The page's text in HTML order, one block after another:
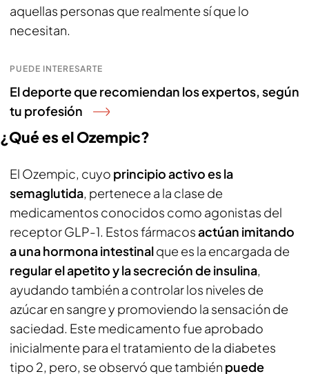
aquellas personas que realmente sí que lo
necesitan.
PUEDE INTERESARTE
El deporte que recomiendan los expertos, según
tu profesión
¿Qué es el Ozempic?
El Ozempic, cuyo principio activo es la
semaglutida, pertenece a la clase de
medicamentos conocidos como agonistas del
receptor GLP-1. Estos fármacosactúan imitando
a una hormona intestinalque es la encargada de
regular el apetito y la secreción de insulina,
ayudando también a controlar los niveles de
azúcar en sangre y promoviendo la sensación de
saciedad. Este medicamento fue aprobado
inicialmente para el tratamiento de la diabetes
tipo 2, pero, se observó que también puede